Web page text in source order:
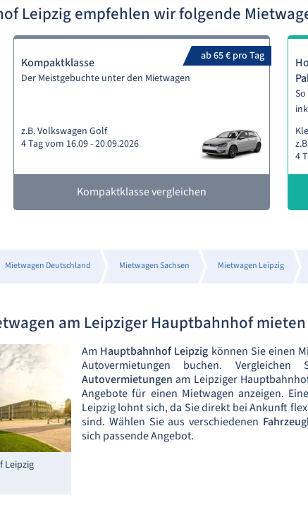
Leipzig empfehlen wir folgende
ab 65 € pro Tag
Kompaktklasse
Der Meistgebuchte unter den Mietwagen
z.B. Volkswagen Golf
4 Tag vom 16.09 - 20.09.2026
Kompaktklasse vergleichen
4
Mietwagen Deutschland Mietwagen Sachsen Mietwagen Leipzig
am Leipziger Hauptbahnhof mieten
Leipzig
Am Hauptbahnhof Leipzig können Sie einen
Autovermietungen buchen.
Autovermietungen am Leipziger
Angebote für einen Mietwagen anzeigen.
Leipzig lohnt sich, da Sie direkt bei Ankunft
sind. Wählen Sie aus verschiedenen
sich passende Angebot.